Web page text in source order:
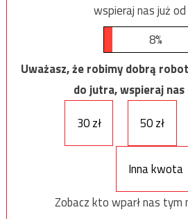
wspieraj nas już
8%
Uważasz, że robimy dobrą
do jutra, wspieraj nas
30 zł
50 zł
Inna kwota
Zobacz kto wparł nas tym